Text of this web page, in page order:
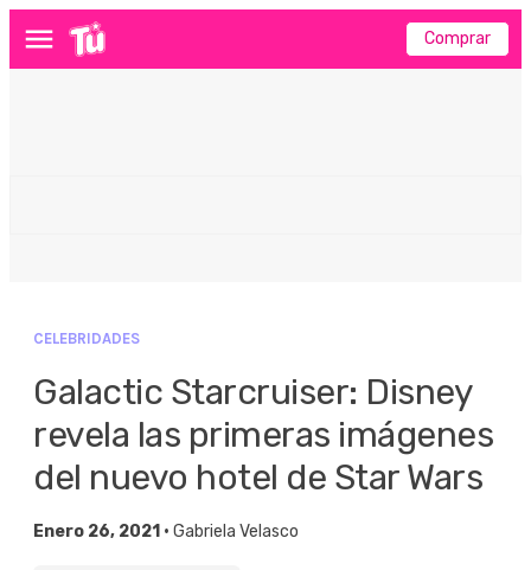
Menú Comprar
CELEBRIDADES
Galactic Starcruiser: Disney
revela las primeras imágenes
del nuevo hotel de Star Wars
Enero 26, 2021 • Gabriela Velasco